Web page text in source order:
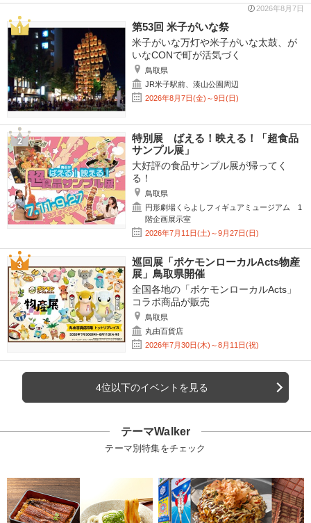
2026年8月7日
第53回 米子がいな祭
米子がいな万灯や米子がいな太鼓、が
いなCONで町が活気づく
鳥取県
JR米子駅前、湊山公園周辺
2026年8月7日(金)～9日(日)
特別展 ばえる！映える！「超食品
サンプル展」
大好評の食品サンプル展が帰ってく
る！
鳥取県
円形劇場くらよしフィギュアミュージアム 1
階企画展示室
2026年7月11日(土)～9月27日(日)
巡回展「ポケモンローカルActs物産
展」鳥取県開催
全国各地の「ポケモンローカルActs」
コラボ商品が販売
鳥取県
丸由百貨店
2026年7月30日(木)～8月11日(祝)
4位以下のイベントを見る
テーマWalker
テーマ別特集をチェック